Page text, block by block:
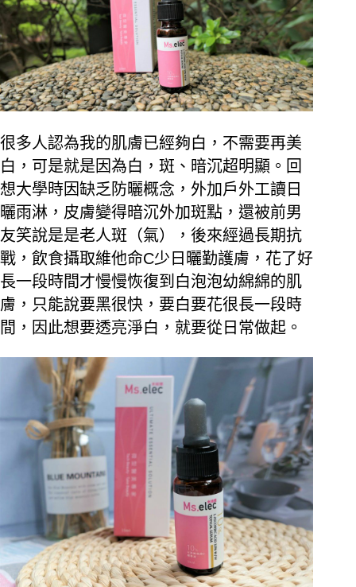
很多人認為我的肌膚已經夠白，不需要再美
白，可是就是因為白，斑、暗沉超明顯。回
想大學時因缺乏防曬概念，外加戶外工讀日
曬雨淋，皮膚變得暗沉外加斑點，還被前男
友笑說是是老人斑（氣），後來經過長期抗
戰，飲食攝取維他命C少日曬勤護膚，花了好
長一段時間才慢慢恢復到白泡泡幼綿綿的肌
膚，只能說要黑很快，要白要花很長一段時
間，因此想要透亮淨白，就要從日常做起。